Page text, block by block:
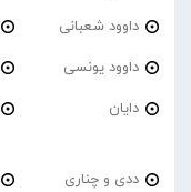
داوود شعبانی
داوود یونسی
دایان
ددی و چناری